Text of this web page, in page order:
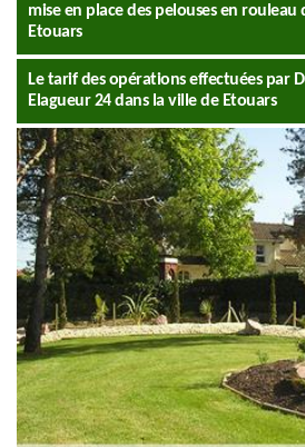
mise en place des pelouses en rouleau
Etouars
Le tarif des opérations effectuées par
Elagueur 24 dans la ville de Etouars